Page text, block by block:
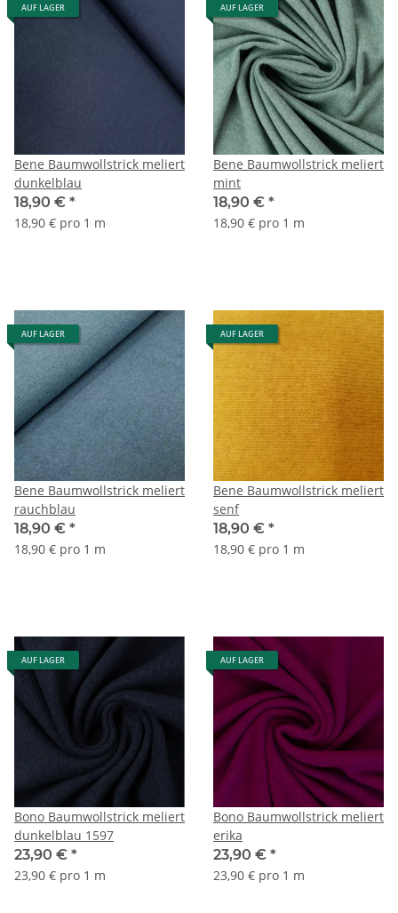
AUF LAGER
Bene Baumwollstrick meliert
dunkelblau
18,90 € *
18,90 € pro 1 m
AUF LAGER
Bene Baumwollstrick meliert
mint
18,90 € *
18,90 € pro 1 m
AUF LAGER
Bene Baumwollstrick meliert
rauchblau
18,90 € *
18,90 € pro 1 m
AUF LAGER
Bene Baumwollstrick meliert
senf
18,90 € *
18,90 € pro 1 m
AUF LAGER
Bono Baumwollstrick meliert
dunkelblau 1597
23,90 € *
23,90 € pro 1 m
AUF LAGER
Bono Baumwollstrick meliert
erika
23,90 € *
23,90 € pro 1 m